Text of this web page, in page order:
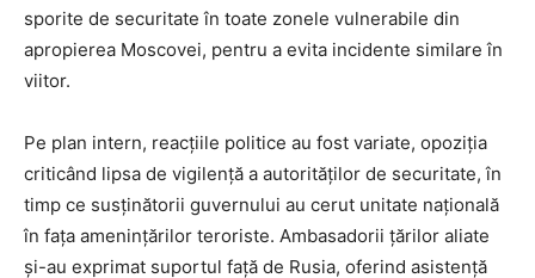
sporite de securitate în toate zonele vulnerabile din
apropierea Moscovei, pentru a evita incidente similare în
viitor.
Pe plan intern, reacțiile politice au fost variate, opoziția
criticând lipsa de vigilență a autorităților de securitate, în
timp ce susținătorii guvernului au cerut unitate națională
în fața amenințărilor teroriste. Ambasadorii țărilor aliate
și-au exprimat suportul față de Rusia, oferind asistență